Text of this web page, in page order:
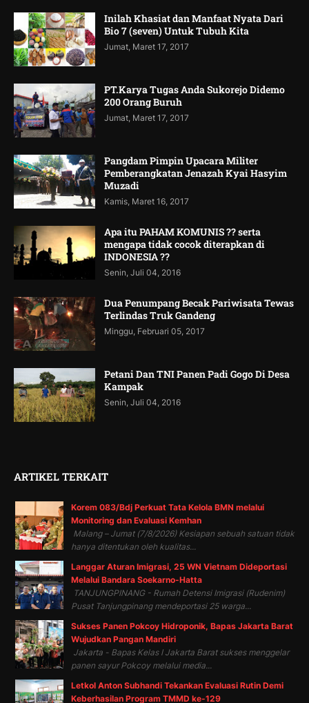
Inilah Khasiat dan Manfaat Nyata Dari
Bio 7 (seven) Untuk Tubuh Kita
Jumat, Maret 17, 2017
PT.Karya Tugas Anda Sukorejo Didemo
200 Orang Buruh
Jumat, Maret 17, 2017
Pangdam Pimpin Upacara Militer
Pemberangkatan Jenazah Kyai Hasyim
Muzadi
Kamis, Maret 16, 2017
Apa itu PAHAM KOMUNIS ?? serta
mengapa tidak cocok diterapkan di
INDONESIA ??
Senin, Juli 04, 2016
Dua Penumpang Becak Pariwisata Tewas
Terlindas Truk Gandeng
Minggu, Februari 05, 2017
Petani Dan TNI Panen Padi Gogo Di Desa
Kampak
Senin, Juli 04, 2016
ARTIKEL TERKAIT
Korem 083/Bdj Perkuat Tata Kelola BMN melalui
Monitoring dan Evaluasi Kemhan
Malang – Jumat (7/8/2026) Kesiapan sebuah satuan tidak
hanya ditentukan oleh kualitas...
Langgar Aturan Imigrasi, 25 WN Vietnam Dideportasi
Melalui Bandara Soekarno-Hatta
TANJUNGPINANG - Rumah Detensi Imigrasi (Rudenim)
Pusat Tanjungpinang mendeportasi 25 warga...
Sukses Panen Pokcoy Hidroponik, Bapas Jakarta Barat
Wujudkan Pangan Mandiri
Jakarta - Bapas Kelas I Jakarta Barat sukses menggelar
panen sayur Pokcoy melalui media...
Letkol Anton Subhandi Tekankan Evaluasi Rutin Demi
Keberhasilan Program TMMD ke-129